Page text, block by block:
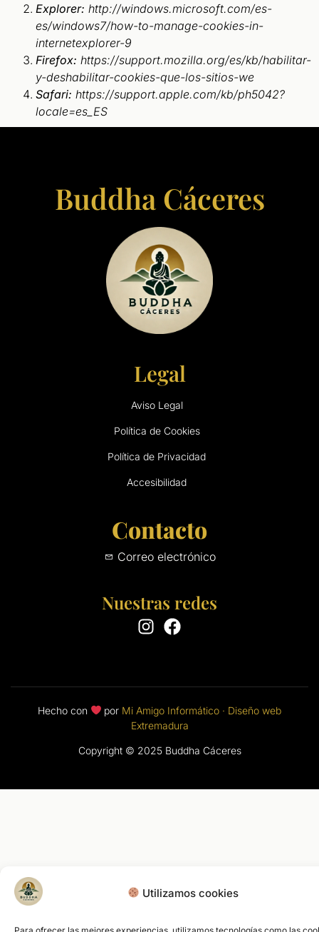
Utilizamos cookies
Explorer: http://windows.microsoft.com/es-
es/windows7/how-to-manage-cookies-in-
internetexplorer-9
Firefox: https://support.mozilla.org/es/kb/habilitar-
y-deshabilitar-cookies-que-los-sitios-we
Safari: https://support.apple.com/kb/ph5042?
locale=es_ES
Buddha Cáceres
Legal
Aviso Legal
Política de Cookies
Política de Privacidad
Accesibilidad
Contacto
Correo electrónico
Nuestras redes
Hecho con por Mi Amigo Informático · Diseño web
Extremadura
Copyright © 2025 Buddha Cáceres